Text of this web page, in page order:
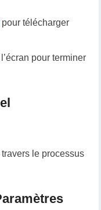
pour télécharger
pour terminer
le processus